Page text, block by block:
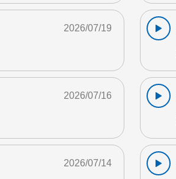
2026/07/19
2026/07/16
2026/07/14